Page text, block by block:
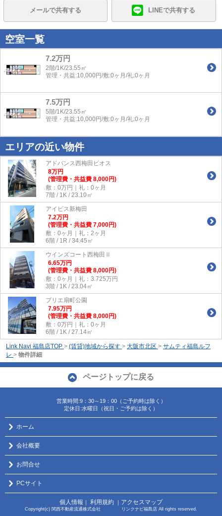
メールで共有する LINEで共有する
空室一覧
7.2万円
2階/1K/23.55㎡
管理・共益:10,000円/敷:0ヶ月/礼:0ヶ月
7.5万円
5階/1K/23.55㎡
管理・共益:10,000円/敷:0ヶ月/礼:0ヶ月
エリアの近い物件
アドバンス西梅田ビオス
8万円
(管理費・共益費 8,000円)
敷：0万円｜礼：0ヶ月
7階 / 1K / 23.10㎡
アイビス新梅田
7.2万円
(管理費・共益費 7,000円)
敷：0ヶ月｜礼：2ヶ月
6階 / 1R / 34.45㎡
ウインズコート西梅田Ⅱ
6.65万円
(管理費・共益費 8,000円)
敷：0ヶ月｜礼：3.725万円
3階 / 1K / 23.04㎡
プリエ扇町公園
7.95万円
(管理費・共益費 8,000円)
敷：0万円｜礼：0ヶ月
6階 / 1K / 27.14㎡
Link Navi 福島店TOP > (賃貸)地域から探す > 大阪市北区 > サムティ福島ルフ
レ > 物件詳細
ページトップに戻る
営業時間:9：30～19：00（ご予約時は除く）
定休日:水曜日（祝日・ご予約は除く）
ホーム
会社概要
お問合せ
PCサイト
個人情報 ｜ 利用規約 ｜ アクセスマップ
Copyright(c) 関西不動産流通株式会社 リンクナビ福島店 All rights reserved.